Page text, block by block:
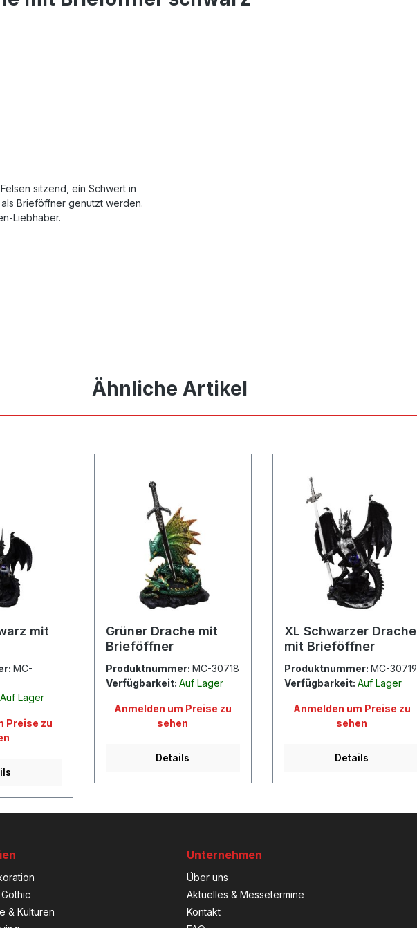
sitzend, eín Schwert in
Brieföffner genutzt werden.
Liebhaber.
Ähnliche Artikel
mit
MC-
Auf Lager
Preise zu
Grüner Drache mit
Brieföffner
Produktnummer: MC-30718
Verfügbarkeit: Auf Lager
Anmelden um Preise zu
sehen
Details
XL Schwarzer Drache
mit Brieföffner
Produktnummer:MC-30719
Verfügbarkeit:Auf Lager
Anmelden um Preise zu
sehen
Details
& Kulturen
Unternehmen
Über uns
Aktuelles & Messetermine
Kontakt